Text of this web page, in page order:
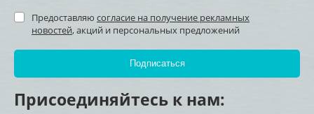
Предоставляю согласие на получение рекламных
новостей, акций и персональных предложений
Присоединяйтесь к нам: